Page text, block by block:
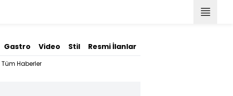
Gastro Video Stil Resmi İlanlar
Tüm Haberler